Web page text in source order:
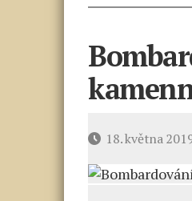
Datum18. května